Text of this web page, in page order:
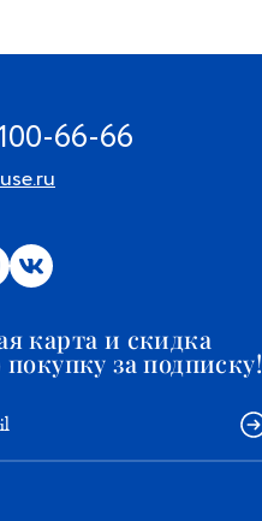
66-66
карта и скидка
за подписку!